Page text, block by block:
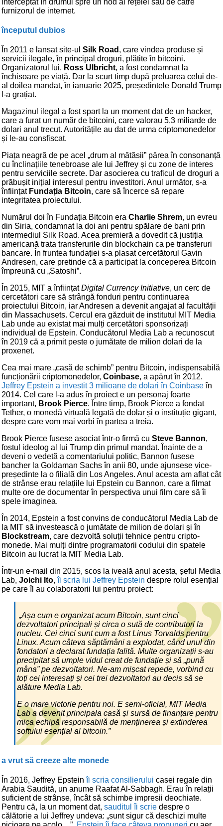
interceptat în drumul spre un nod al rețelei sau de către
furnizorul de internet.
începutul dubios
În 2011 e lansat site-ul Silk Road , care vindea produse și
servicii ilegale, în principal droguri, plătite în bitcoini.
Organizatorul lui, Ross Ulbricht, a fost condamnat la
închisoare pe viață. Dar la scurt timp după preluarea celui de-
al doilea mandat, în ianuarie 2025, președintele Donald Trump
l-a grațiat.
Magazinul ilegal a fost spart la un moment dat de un hacker,
care a furat un număr de bitcoini, care valorau 5,3 miliarde de
dolari anul trecut. Autoritățile au dat de urma criptomonedelor
și le-au consfiscat.
Piața neagră de pe acel „drum al mătăsii” părea în consonanță
cu înclinațiile tenebroase ale lui Jeffrey și cu zone de interes
pentru serviciile secrete. Dar asocierea cu traficul de droguri a
prăbușit inițial interesul pentru investitori. Anul următor, s-a
înființat Fundația Bitcoin, care să încerce să repare
integritatea proiectului.
Numărul doi în Fundația Bitcoin era Charlie Shrem, un evreu
din Siria, condamnat la doi ani pentru spălare de bani prin
intermediul Silk Road. Acea premieră a dovedit că justiția
americană trata transferurile din blockchain ca pe transferuri
bancare. În fruntea fundației s-a plasat cercetătorul Gavin
Andresen, care pretinde că a participat la conceperea Bitcoin
împreună cu „Satoshi”.
În 2015, MIT a înființatDigital Currency Initiative, un cerc de
cercetători care să strângă fonduri pentru continuarea
proiectului Bitcoin, iar Andresen a devenit angajat al facultății
din Massachusets. Cercul era găzduit de institutul MIT Media
Lab unde au existat mai mulți cercetători sponsorizați
individual de Epstein. Conducătorul Media Lab a recunoscut
în 2019 că a primit peste o jumătate de milion dolari de la
proxenet.
Cea mai mare „casă de schimb” pentru Bitcoin, indispensabilă
funcționării criptomonedelor, Coinbase, a apărut în 2012.
Jeffrey Epstein a investit 3 milioane de dolari în Coinbaseîn
2014. Cel care l-a adus în proiect e un personaj foarte
important, Brook Pierce. Între timp, Brook Pierce a fondat
Tether, o monedă virtuală legată de dolar și o instituție gigant,
despre care vom mai vorbi în partea a treia.
Brook Pierce fusese asociat într-o firmă cu Steve Bannon,
fostul ideolog al lui Trump din primul mandat. Înainte de a
deveni o vedetă a comentariului politic, Bannon fusese
bancher la Goldaman Sachs în anii 80, unde ajunsese vice-
președinte la o filială din Los Angeles. Anul acesta am aflat cât
de strânse erau relațiile lui Epstein cu Bannon, care a filmat
multe ore de documentar în perspectiva unui film care să îi
spele imaginea.
În 2014, Epstein a fost convins de conducătorul Media Lab de
la MIT să investească o jumătate de milion de dolari și în
Blockstream, care dezvoltă soluții tehnice pentru cripto-
monede. Mai mulți dintre programatorii codului din spatele
Bitcoin au lucrat la MIT Media Lab.
Într-un e-mail din 2015, scos la iveală anul acesta, șeful Media
Lab, Joichi Ito,îi scria lui Jeffrey Epstein despre rolul esențial
pe care îl au colaboratorii lui pentru proiect:
„Așa cum e organizat acum Bitcoin, sunt cinci
dezvoltatori principali și circa o sută de contributori la
nucleu. Cei cinci sunt cum a fost Linus Torvalds pentru
Linux. Acum câteva săptămâni a explodat, când unul din
fondatori a declarat fundația falită. Multe organizații s-au
precipitat să umple vidul creat de fundație și să „pună
mâna” pe dezvoltatori. Ne-am mișcat repede, vorbind cu
toți cei interesați și cei trei dezvoltatori au decis să se
alăture Media Lab.
E o mare victorie pentru noi. E semi-oficial, MIT Media
Lab a devenit principala casă și sursă de finanțare pentru
mica echipă responsabilă de menținerea și extinderea
softului esențial al bitcoin.”
a vrut să creeze alte monede
În 2016, Jeffrey Epsteinîi scria consilierului casei regale din
Arabia Saudită, un anume Raafat Al-Sabbagh. Erau în relații
suficient de strânse, încât să schimbe impresii deochiate.
Pentru că, la un moment dat, sauditul îi scrie despre o
călătorie a lui Jeffrey undeva: „sunt sigur că deschizi multe